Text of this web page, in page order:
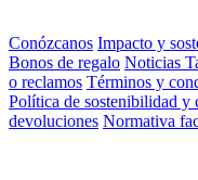
Conózcanos Impacto y
Bonos de regalo Noticias
o reclamos Términos y
Política de sostenibilidad y
devoluciones Normativa